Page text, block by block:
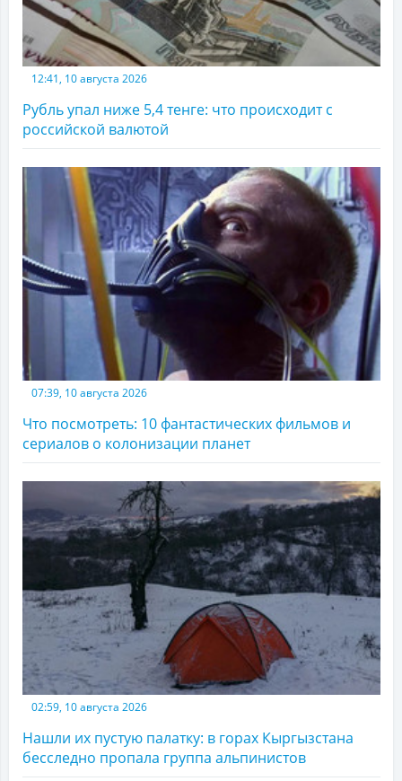
12:41, 10 августа 2026
Рубль упал ниже 5,4 тенге: что происходит с
российской валютой
07:39, 10 августа 2026
Что посмотреть: 10 фантастических фильмов и
сериалов о колонизации планет
02:59, 10 августа 2026
Нашли их пустую палатку: в горах Кыргызстана
бесследно пропала группа альпинистов